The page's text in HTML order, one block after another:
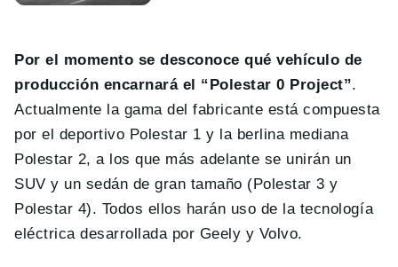
Por el momento se desconoce qué vehículo de
producción encarnará el “Polestar 0 Project”.
Actualmente la gama del fabricante está compuesta
por el deportivo Polestar 1 y la berlina mediana
Polestar 2, a los que más adelante se unirán un
SUV y un sedán de gran tamaño (Polestar 3 y
Polestar 4). Todos ellos harán uso de la tecnología
eléctrica desarrollada por Geely y Volvo.